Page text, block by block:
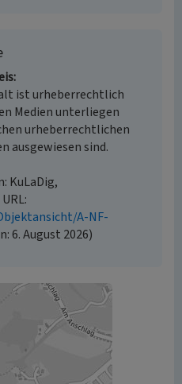
ist urheberrechtlich
Medien unterliegen
urheberrechtlichen
ausgewiesen sind.
KuLaDig,
A-NF-
6. August 2026)